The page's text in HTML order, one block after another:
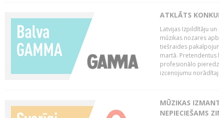
ATKLĀTS
Latvijas Izpildītāju
mūzikas nozares
tiešraides
martā. Pretendentus
profesionālo
izcenojumu
MŪZIKAS
NEPIECIEŠAMS